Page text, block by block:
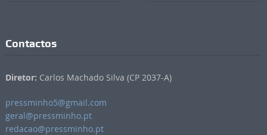
Contactos
Diretor: Carlos Machado Silva (CP 2037-A)
pressminho5@gmail.com
geral@pressminho.pt
redacao@pressminho.pt